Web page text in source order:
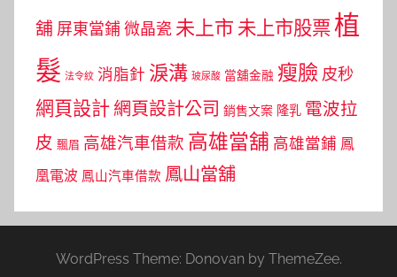
舖 屏東當鋪 微晶瓷 未上市 未上市股票植
髮 法令紋 消脂針 淚溝 玻尿酸 當舖金融 瘦臉 皮秒
網頁設計 網頁設計公司 銷售文案 隆乳 電波拉
皮 飄眉 高雄汽車借款 高雄當舖 高雄當鋪 鳳
凰電波 鳳山汽車借款 鳳山當舖
WordPress Theme: Donovan by ThemeZee.